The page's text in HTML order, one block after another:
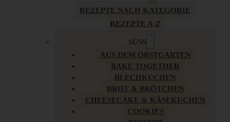
REZEPTE NACH KATEGORIE
REZEPTE A-Z
SÜSS
AUS DEM OBSTGARTEN
BAKE TOGETHER
BLECHKUCHEN
BROT & BRÖTCHEN
CHEESECAKE & KÄSEKUCHEN
COOKIES